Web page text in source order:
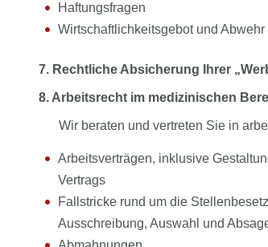
Haftungsfragen
Wirtschaftlichkeitsgebot und
7. Rechtliche Absicherung Ihrer
8. Arbeitsrecht im medizinischen
Wir beraten und vertreten Sie in
Arbeitsverträgen, inklusive
Vertrags
Fallstricke rund um die
Ausschreibung, Auswahl und